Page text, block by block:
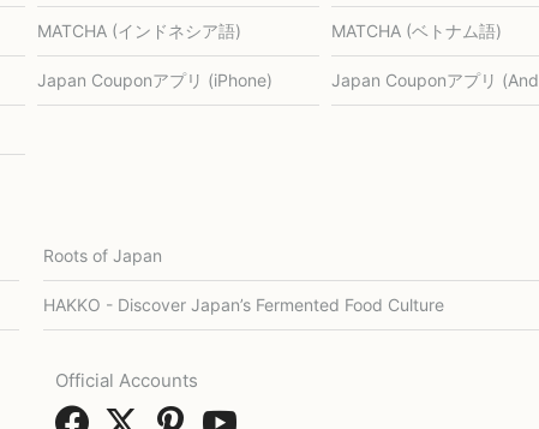
MATCHA (インドネシア語) MATCHA (ベトナム語)
Japan Couponアプリ (iPhone) Japan Couponアプリ
Roots of Japan
HAKKO - Discover Japan’s Fermented Food Culture
Official Accounts